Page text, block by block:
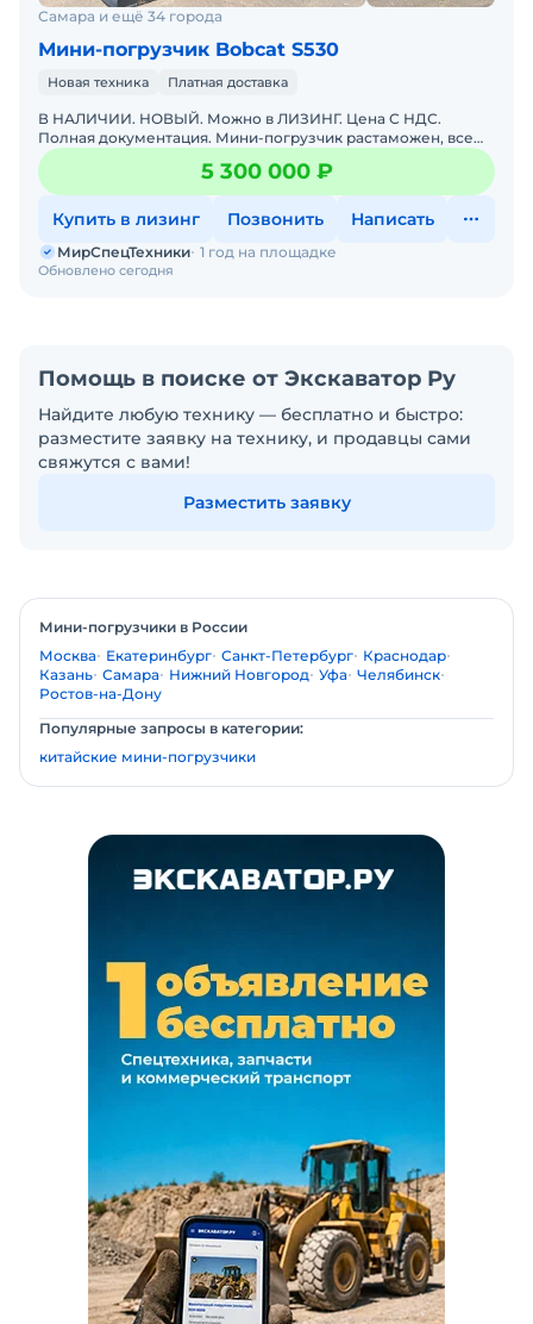
Самара и ещё 34 города
Мини-погрузчик Bobcat S530
Новая техника Платная доставка
В НАЛИЧИИ. НОВЫЙ. Можно в ЛИЗИНГ. Цена С НДС.
Полная документация. Мини-погрузчик растаможен, все
документы готовы. Доставка до базы или объекта. ООО
"МирСпецТе
5 300 000 ₽
Купить в лизинг Позвонить Написать
Обновлено сегодня
МирСпецТехники 1 год на площадке
Помощь в поиске от Экскаватор Ру
Найдите любую технику — бесплатно и быстро:
разместите заявку на технику, и продавцы сами
свяжутся с вами!
Разместить заявку
Мини-погрузчики в России
Москва Екатеринбург Санкт-Петербург Краснодар
Казань Самара Нижний Новгород Уфа Челябинск
Ростов-на-Дону
Популярные запросы в категории:
китайские мини-погрузчики